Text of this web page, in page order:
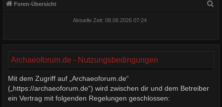
Foren-Übersicht
Aktuelle Zeit: 08.08.2026 07:24
Archaeoforum.de - Nutzungsbedingungen
Mit dem Zugriff auf „Archaeoforum.de“
(„https://archaeoforum.de“) wird zwischen dir und dem Betreiber
ein Vertrag mit folgenden Regelungen geschlossen: